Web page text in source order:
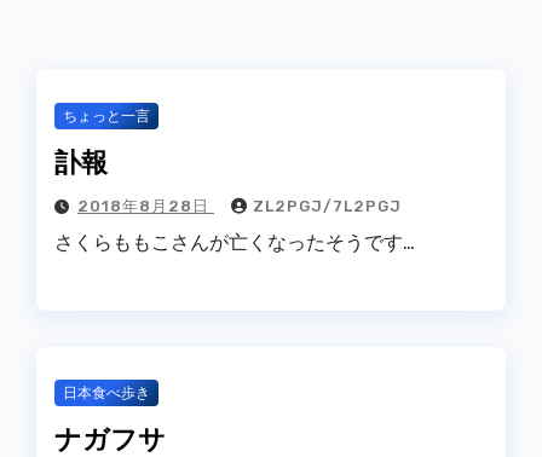
ちょっと一言
訃報
2018年8月28日 ZL2PGJ/7L2PGJ
さくらももこさんが亡くなったそうです…
日本食べ歩き
ナガフサ